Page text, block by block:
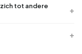
tot andere